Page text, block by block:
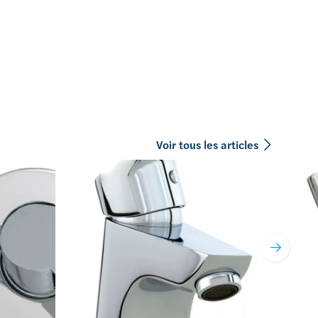
Voir tous les articles